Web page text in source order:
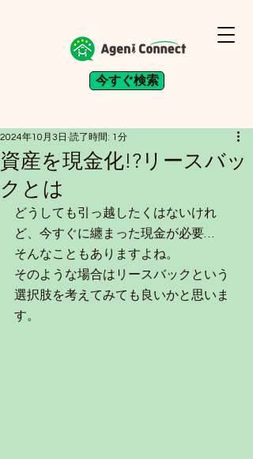
今すぐ検索
資産を現金化!?リースバッ
クとは
2024年10月3日 読了時間: 1分
どうしても引っ越したくはないけれ
ど、今すぐに纏まった現金が必要…
そんなこともありますよね。
そのような場合はリースバックという
選択肢を考えてみても良いかと思いま
す。